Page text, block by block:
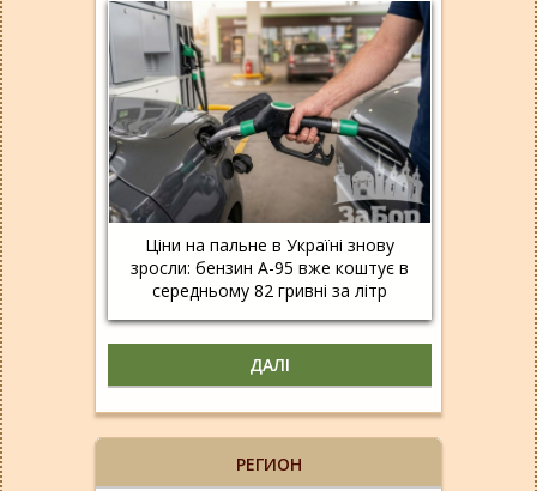
Ціни на пальне в Україні знову
зросли: бензин А-95 вже коштує в
середньому 82 гривні за літр
ДАЛІ
РЕГИОН